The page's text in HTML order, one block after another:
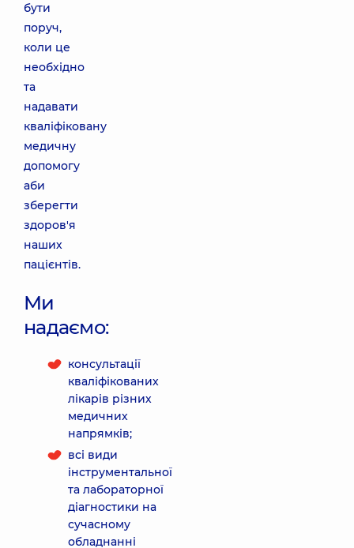
бути
поруч,
коли це
необхідно
та
надавати
кваліфіковану
медичну
допомогу
аби
зберегти
здоров'я
наших
пацієнтів.
Ми
надаємо:
консультації
кваліфікованих
лікарів різних
медичних
напрямків;
всі види
інструментальної
та лабораторної
діагностики на
сучасному
обладнанні